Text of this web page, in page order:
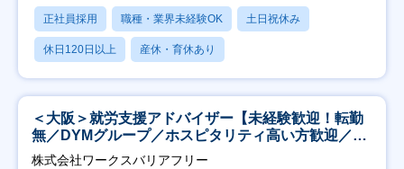
正社員採用 職種・業界未経験OK 土日祝休み
休日120日以上 産休・育休あり
＜大阪＞就労支援アドバイザー【未経験歓迎！転勤
無／DYMグループ／ホスピタリティ高い方歓迎／土
日祝】
株式会社ワークスバリアフリー